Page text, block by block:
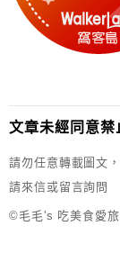
文章未經同意禁
請勿任意轉載圖文
請來信或留言詢問
©毛毛's 吃美食愛